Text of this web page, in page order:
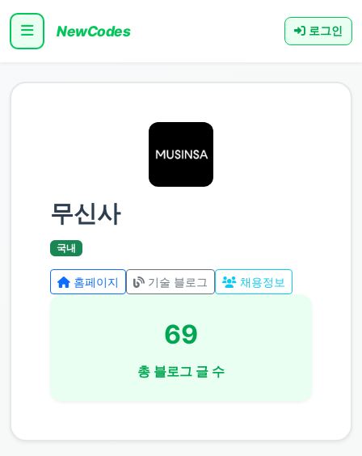
NewCodes 로그인
무신사
국내
홈페이지 기술 블로그 채용정보
69
총 블로그 글 수